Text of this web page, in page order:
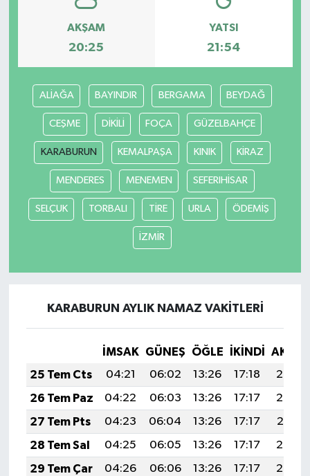
AKŞAM
20:25
YATSI
21:54
ALİAĞA BAYINDIR BERGAMA BEYDAĞ
CEŞME DİKİLİ FOÇA GÜZELBAHÇE
KARABURUN KEMALPAŞA KINIK KİRAZ
MENDERES MENEMEN SEFERIHİSAR
SELÇUK TORBALI TİRE URLA ÖDEMİŞ
İZMİR
KARABURUN AYLIK NAMAZ VAKITLERI
İMSAK GÜNEŞ ÖĞLE İKINDI
25 Tem Cts
04:21 06:02 13:26 17:18
20:39
26 Tem Paz
04:22 06:03 13:26 17:17
20:38
27 Tem Pts
04:23 06:04 13:26 17:17
20:37
28 Tem Sal
04:25 06:05 13:26 17:17
20:36
29 Tem Çar
04:26 06:06 13:26 17:17
20:35